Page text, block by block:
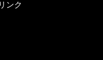
ンク